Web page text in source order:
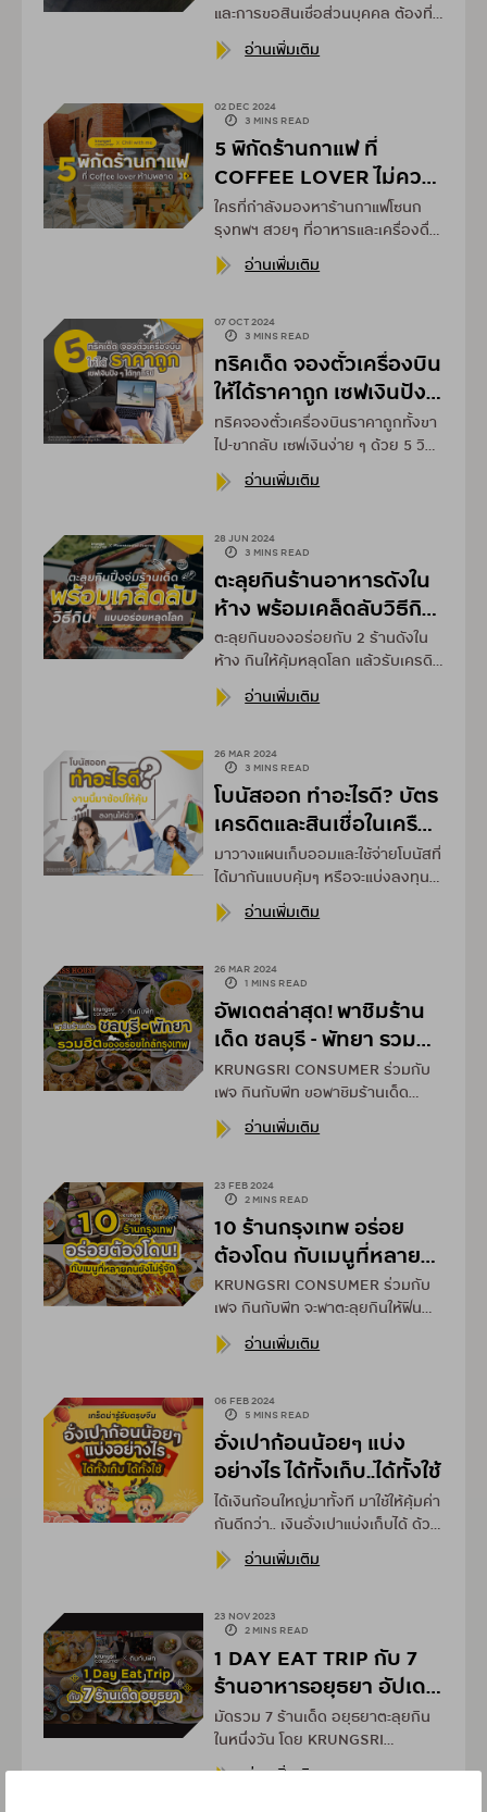
และการขอสินเชื่อส่วนบุคคล ต้องที่
กรุงศรี คอนซูมเมอร์ แค่คลิกก็ได้รับ
ข้อมูลแบบจุกๆ แล้ว
อ่านเพิ่มเติม
02 DEC 2024
3 MINS READ
5 พิกัดร้านกาแฟ ที่
COFFEE LOVER ไม่ควร
พลาด
ใครที่กำลังมองหาร้านกาแฟโซนก
รุงทพฯ สวยๆ ที่อาหารและเครื่องดื่ม
ก็ยังอร่อยแล้ว กรุงศรี คอนซูมเมอร์
มีมาแนะนำ
อ่านเพิ่มเติม
07 OCT 2024
3 MINS READ
ทริคเด็ด จองตั๋วเครื่องบิน
ให้ได้ราคาถูก เซฟเงินปัง ๆ
ได้ทุกทริป
ทริคจองตั๋วเครื่องบินราคาถูกทั้งขา
ไป-ขากลับ เซฟเงินง่าย ๆ ด้วย 5 วิธี
ที่กรุงศรี คอนซูมเมอร์อยากบอก
อ่านเพิ่มเติม
28 JUN 2024
3 MINS READ
ตะลุยกินร้านอาหารดังใน
ห้าง พร้อมเคล็ดลับวิธีกิน
แบบอร่อยหลุดโลก!
ตะลุยกินของอร่อยกับ 2 ร้านดังใน
ห้าง กินให้คุ้มหลุดโลก แล้วรับเครดิต
เงินคืนรวมสูงสุด 17%*
อ่านเพิ่มเติม
26 MAR 2024
3 MINS READ
โบนัสออก ทำอะไรดี? บัตร
เครดิตและสินเชื่อในเครือ
กรุงศรี คอนซูมเมอร์มีคำ
ตอบให้
มาวางแผนเก็บออมและใช้จ่ายโบนัสที่
ได้มากันแบบคุ้มๆ หรือจะแบ่งลงทุนก็
สบายๆ ไปด้วยกัน
อ่านเพิ่มเติม
26 MAR 2024
1 MINS READ
อัพเดตล่าสุด! พาชิมร้าน
เด็ด ชลบุรี - พัทยา รวม
ฮิตของอร่อยใกล้กรุงเทพ
2024
KRUNGSRI CONSUMER ร่วมกับ
เพจ กินกับพีท ขอพาชิมร้านเด็ด
ชลบุรี - พัทยา รวมฮิตของอร่อยใกล้
กรุงเทพ รับรองว่าฟิน!!
อ่านเพิ่มเติม
23 FEB 2024
2 MINS READ
10 ร้านกรุงเทพ อร่อย
ต้องโดน กับเมนูที่หลาย
คนยังไม่รู้จัก 2024
KRUNGSRI CONSUMER ร่วมกับ
เพจ กินกับพีท จะพาตะลุยกินให้ฟิน
แบบดุดัน ไม่เกรงใจใครรอบกรุงเทพ
อ่านเพิ่มเติม
06 FEB 2024
5 MINS READ
อั่งเปาก้อนน้อยๆ แบ่ง
อย่างไร ได้ทั้งเก็บ..ได้ทั้งใช้
ได้เงินก้อนใหญ่มาทั้งที มาใช้ให้คุ้มค่า
กันดีกว่า.. เงินอั่งเปาแบ่งเก็บได้ ด้วย
การลงทุน และแบ่งใช้ ซื้อของที่อยาก
ได้ สบายๆ ไม่กระทบเงินเก็บ
อ่านเพิ่มเติม
23 NOV 2023
2 MINS READ
1 DAY EAT TRIP กับ 7
ร้านอาหารอยุธยา อัปเดต
ใหม่ 2566
มัดรวม 7 ร้านเด็ด อยุธยาตะลุยกิน
ในหนึ่งวัน โดย KRUNGSRI
CONSUMER ร่วมกับเพจกินกับพีท
อ่านเพิ่มเติม